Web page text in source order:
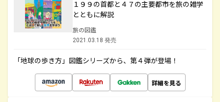
１９９の首都と４７の主要都市を旅の雑学
とともに解説
旅の図鑑
2021.03.18 発売
「地球の歩き方」図鑑シリーズから、第４弾が登場！
詳細を見る